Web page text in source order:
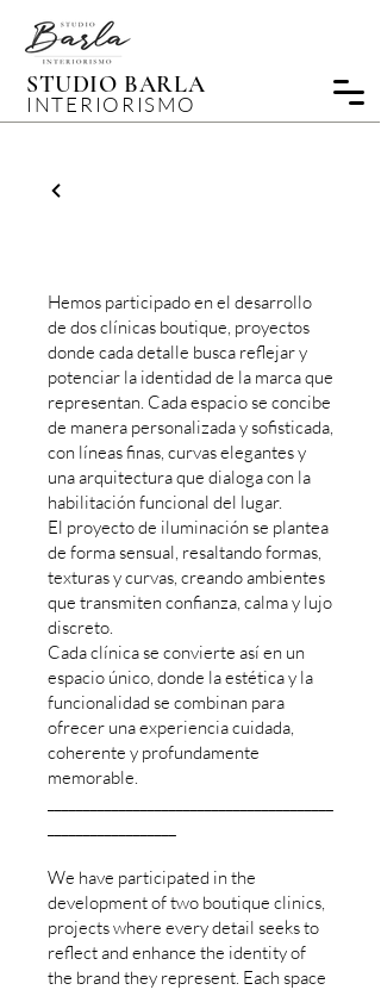
STUDIO BARLA
INTERIORISMO
Hemos participado en el desarrollo
de dos clínicas boutique, proyectos
donde cada detalle busca reflejar y
potenciar la identidad de la marca que
representan. Cada espacio se concibe
de manera personalizada y sofisticada,
con líneas finas, curvas elegantes y
una arquitectura que dialoga con la
habilitación funcional del lugar.
El proyecto de iluminación se plantea
de forma sensual, resaltando formas,
texturas y curvas, creando ambientes
que transmiten confianza, calma y lujo
discreto.
Cada clínica se convierte así en un
espacio único, donde la estética y la
funcionalidad se combinan para
ofrecer una experiencia cuidada,
coherente y profundamente
memorable.
We have participated in the
development of two boutique clinics,
projects where every detail seeks to
reflect and enhance the identity of
the brand they represent. Each space